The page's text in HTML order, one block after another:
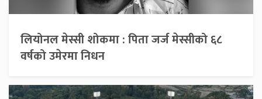
लियोनल मेस्सी शोकमा : पिता जर्ज मेस्सीको ६८
वर्षको उमेरमा निधन